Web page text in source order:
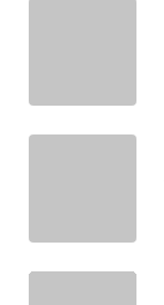
WAHANA
SPORT